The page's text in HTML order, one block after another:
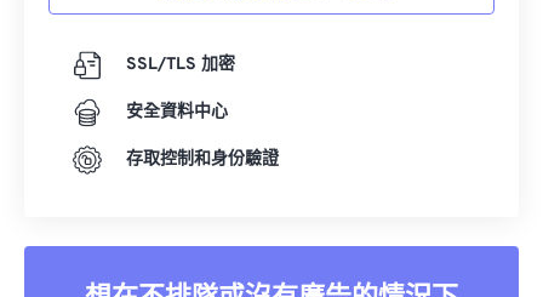
SSL/TLS 加密
安全資料中心
存取控制和身份驗證